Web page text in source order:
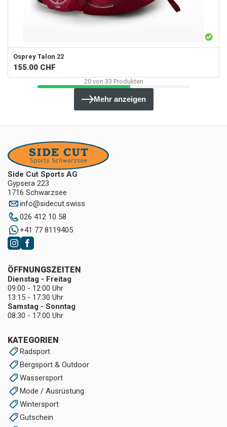
Osprey Talon 22
155.00 CHF
20von 33 Produkten
Mehr anzeigen
Side Cut Sports AG
Gypsera 223
1716 Schwarzsee
info@sidecut.swiss
026 412 10 58
+41 77 8119405
KATEGORIEN
Radsport
Bergsport & Outdoor
Wassersport
Mode / Ausrüstung
Wintersport
Gutschein
ÖFFNUNGSZEITEN
Dienstag - Freitag
09:00 - 12:00 Uhr
13:15 - 17:30 Uhr
Samstag - Sonntag
08:30 - 17:00 Uhr